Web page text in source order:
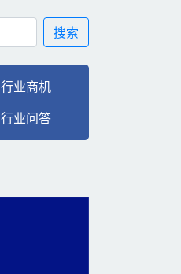
搜索
行业商机
行业问答